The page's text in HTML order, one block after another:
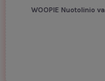
WOOPIE Nuotolinio